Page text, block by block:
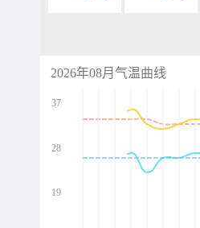
2026年08月气温曲线
37
28
19